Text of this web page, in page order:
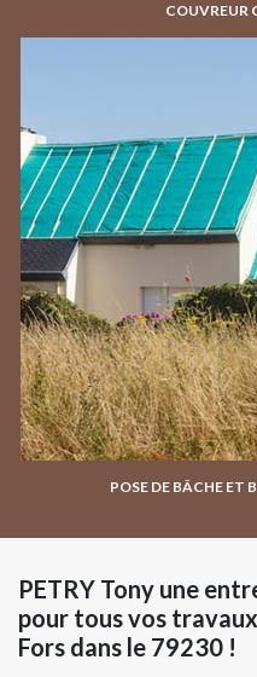
COUVREUR
POSE DE BÂCHE ET
PETRY Tony une
pour tous vos
Fors dans le 79230 !